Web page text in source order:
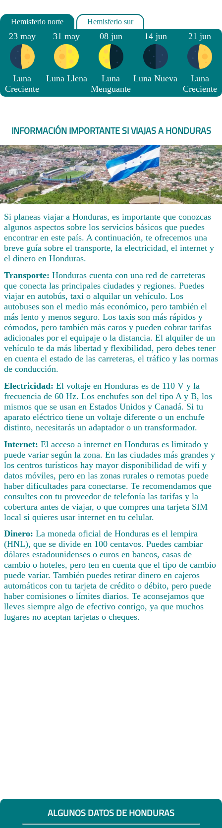
23 may
Luna
Creciente
31 may
Luna Llena
08 jun
Luna
Menguante
14 jun
Luna Nueva
21 jun
Luna
Creciente
INFORMACIÓN IMPORTANTE SI VIAJAS A HONDURAS
Si planeas viajar a Honduras, es importante que conozcas
algunos aspectos sobre los servicios básicos que puedes
encontrar en este país. A continuación, te ofrecemos una
breve guía sobre el transporte, la electricidad, el internet y
el dinero en Honduras.
Transporte: Honduras cuenta con una red de carreteras
que conecta las principales ciudades y regiones. Puedes
viajar en autobús, taxi o alquilar un vehículo. Los
autobuses son el medio más económico, pero también el
más lento y menos seguro. Los taxis son más rápidos y
cómodos, pero también más caros y pueden cobrar tarifas
adicionales por el equipaje o la distancia. El alquiler de un
vehículo te da más libertad y flexibilidad, pero debes tener
en cuenta el estado de las carreteras, el tráfico y las normas
de conducción.
Electricidad: El voltaje en Honduras es de 110 V y la
frecuencia de 60 Hz. Los enchufes son del tipo A y B, los
mismos que se usan en Estados Unidos y Canadá. Si tu
aparato eléctrico tiene un voltaje diferente o un enchufe
distinto, necesitarás un adaptador o un transformador.
Internet: El acceso a internet en Honduras es limitado y
puede variar según la zona. En las ciudades más grandes y
los centros turísticos hay mayor disponibilidad de wifi y
datos móviles, pero en las zonas rurales o remotas puede
haber dificultades para conectarse. Te recomendamos que
consultes con tu proveedor de telefonía las tarifas y la
cobertura antes de viajar, o que compres una tarjeta SIM
local si quieres usar internet en tu celular.
Dinero: La moneda oficial de Honduras es el lempira
(HNL), que se divide en 100 centavos. Puedes cambiar
dólares estadounidenses o euros en bancos, casas de
cambio o hoteles, pero ten en cuenta que el tipo de cambio
puede variar. También puedes retirar dinero en cajeros
automáticos con tu tarjeta de crédito o débito, pero puede
haber comisiones o límites diarios. Te aconsejamos que
lleves siempre algo de efectivo contigo, ya que muchos
lugares no aceptan tarjetas o cheques.
ALGUNOS DATOS DE HONDURAS